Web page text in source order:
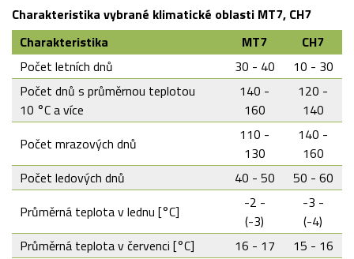
Charakteristika vybrané klimatické oblasti MT7, CH7
Charakteristika
MT7
CH7
Počet letních dnů
30 - 40
10 - 30
Počet dnů s průměrnou teplotou
10 °C a více
140 -
160
120 -
140
Počet mrazových dnů
110 -
130
140 -
160
Počet ledových dnů
40 - 50
50 - 60
Průměrná teplota v lednu [°C]
-2 -
(-3)
-3 -
(-4)
Průměrná teplota v červenci [°C]
16 - 17
15 - 16